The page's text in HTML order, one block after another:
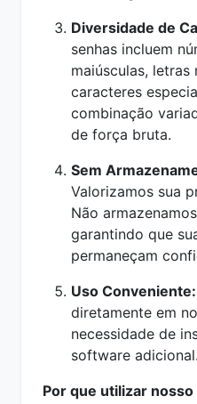
Diversidade de
senhas incluem
maiúsculas, letras
caracteres
combinação
de força bruta.
Sem
Valorizamos sua
Não
garantindo que
permaneçam
Uso Conveniente:
diretamente em
necessidade de
software adicional.
Por que utilizar